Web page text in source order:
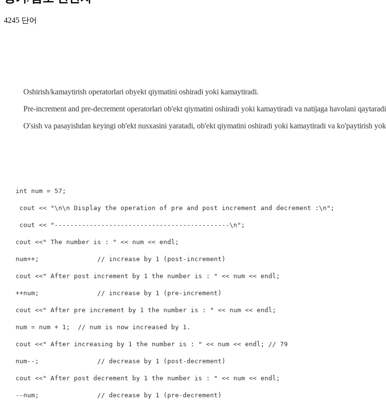
4245 단어
Oshirish/kamaytirish operatorlari obyekt qiymatini oshiradi yoki kamaytiradi.
Pre-increment and pre-decrement operatorlari ob'ekt qiymatini oshiradi yoki kamaytiradi va natijaga havolani
O'sish va pasayishdan keyingi ob'ekt nusxasini yaratadi, ob'ekt qiymatini oshiradi yoki kamaytiradi va ko'paytirish
int num = 57 ;
cout << "\n\n Display the operation of pre and post increment and decrement : \n " ;
cout << "---------------------------------------------\n " ;
cout <<" The number is : " << num << endl ;
num++ ; // increase by 1 (post-increment)
cout <<" After post increment by 1 the number is : " << num << endl ;
++num ; // increase by 1 (pre-increment)
cout <<" After pre increment by 1 the number is : " << num << endl ;
num = num + 1 ; // num is now increased by 1.
cout <<" After increasing by 1 the number is : " << num << endl ; // 79
num-- ; // decrease by 1 (post-decrement)
cout <<" After post decrement by 1 the number is : " << num << endl ;
-- num ; // decrease by 1 (pre-decrement)